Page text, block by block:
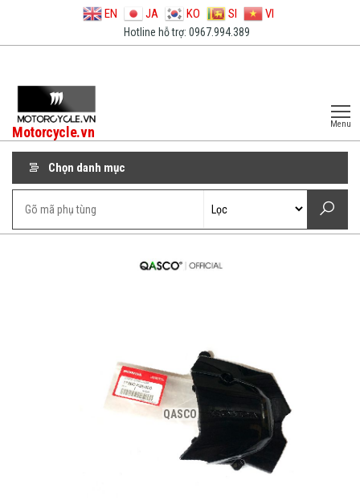
EN JA KO SI VI
Hotline hỗ trợ: 0967.994.389
Motorcycle.vn Menu
Chọn danh mục
QASCO